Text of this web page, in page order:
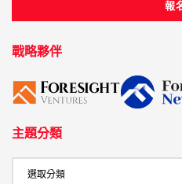
戰略夥伴
主題分類